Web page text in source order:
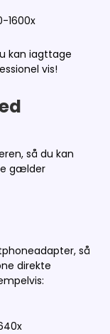
1600x
kan iagttage
vis!
så du kan
gælder
så
direkte